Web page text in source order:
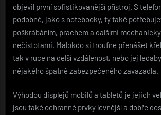
objevil první sofistikovanější přístroj. S
podobné, jako s notebooky, ty také
poškrábáním, prachem a dalšími
nečistotami. Málokdo si troufne přenášet
tak v ruce na delší vzdálenost, nebo jej
nějakého špatně zabezpečeného zavazadla.
Výhodou displejů mobilů a tabletů je jejich
jsou také ochranné prvky levnější a dobře